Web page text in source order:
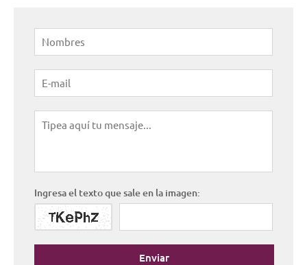
Ingresa el texto que sale en la imagen:
Enviar